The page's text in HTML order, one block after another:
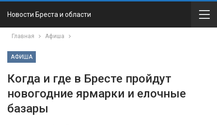
Новости Бреста и области
Главная Афиша
АФИША
Когда и где в Бресте пройдут
новогодние ярмарки и елочные
базары